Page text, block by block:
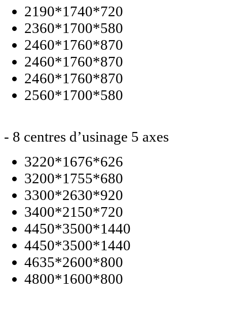
2190*1740*720
2360*1700*580
2460*1760*870
2460*1760*870
2460*1760*870
2560*1700*580
- 8 centres d’usinage 5 axes
3220*1676*626
3200*1755*680
3300*2630*920
3400*2150*720
4450*3500*1440
4450*3500*1440
4635*2600*800
4800*1600*800